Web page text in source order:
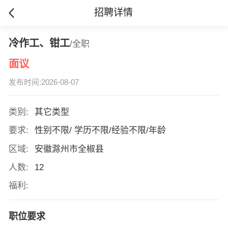
招聘详情
冷作工、钳工/全职
面议
发布时间:2026-08-07
类别:
其它类型
要求:
性别不限/ 学历不限/经验不限/年龄
区域:
安徽滁州市全椒县
人数:
12
福利:
职位要求